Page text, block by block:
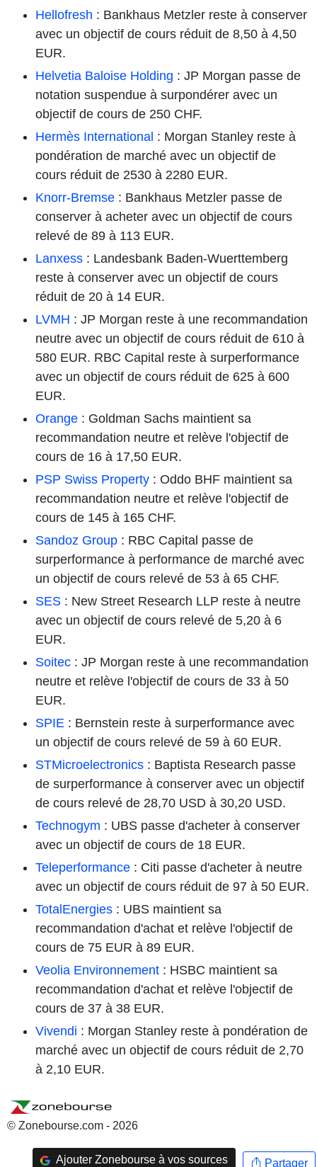
Hellofresh : Bankhaus Metzler reste à conserver
avec un objectif de cours réduit de 8,50 à 4,50
EUR.
Helvetia Baloise Holding : JP Morgan passe de
notation suspendue à surpondérer avec un
objectif de cours de 250 CHF.
Hermès International : Morgan Stanley reste à
pondération de marché avec un objectif de
cours réduit de 2530 à 2280 EUR.
Knorr-Bremse : Bankhaus Metzler passe de
conserver à acheter avec un objectif de cours
relevé de 89 à 113 EUR.
Lanxess : Landesbank Baden-Wuerttemberg
reste à conserver avec un objectif de cours
réduit de 20 à 14 EUR.
LVMH : JP Morgan reste à une recommandation
neutre avec un objectif de cours réduit de 610 à
580 EUR. RBC Capital reste à surperformance
avec un objectif de cours réduit de 625 à 600
EUR.
Orange : Goldman Sachs maintient sa
recommandation neutre et relève l'objectif de
cours de 16 à 17,50 EUR.
PSP Swiss Property : Oddo BHF maintient sa
recommandation neutre et relève l'objectif de
cours de 145 à 165 CHF.
Sandoz Group : RBC Capital passe de
surperformance à performance de marché avec
un objectif de cours relevé de 53 à 65 CHF.
SES : New Street Research LLP reste à neutre
avec un objectif de cours relevé de 5,20 à 6
EUR.
Soitec : JP Morgan reste à une recommandation
neutre et relève l'objectif de cours de 33 à 50
EUR.
SPIE : Bernstein reste à surperformance avec
un objectif de cours relevé de 59 à 60 EUR.
STMicroelectronics : Baptista Research passe
de surperformance à conserver avec un objectif
de cours relevé de 28,70 USD à 30,20 USD.
Technogym : UBS passe d'acheter à conserver
avec un objectif de cours de 18 EUR.
Teleperformance : Citi passe d'acheter à neutre
avec un objectif de cours réduit de 97 à 50 EUR.
TotalEnergies : UBS maintient sa
recommandation d'achat et relève l'objectif de
cours de 75 EUR à 89 EUR.
Veolia Environnement : HSBC maintient sa
recommandation d'achat et relève l'objectif de
cours de 37 à 38 EUR.
Vivendi : Morgan Stanley reste à pondération de
marché avec un objectif de cours réduit de 2,70
à 2,10 EUR.
© Zonebourse.com - 2026
Ajouter Zonebourse à vos sources Partager